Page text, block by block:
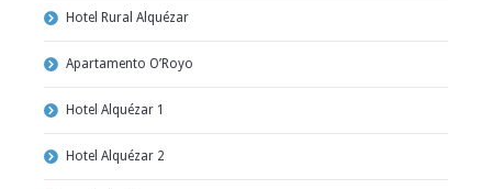
Hotel Rural Alquézar
Apartamento O’Royo
Hotel Alquézar 1
Hotel Alquézar 2